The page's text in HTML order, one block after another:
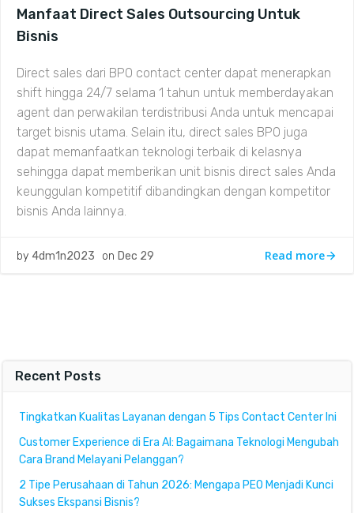
Manfaat Direct Sales Outsourcing Untuk
Bisnis
Direct sales dari BPO contact center dapat menerapkan
shift hingga 24/7 selama 1 tahun untuk memberdayakan
agent dan perwakilan terdistribusi Anda untuk mencapai
target bisnis utama. Selain itu, direct sales BPO juga
dapat memanfaatkan teknologi terbaik di kelasnya
sehingga dapat memberikan unit bisnis direct sales Anda
keunggulan kompetitif dibandingkan dengan kompetitor
bisnis Anda lainnya.
by 4dm1n2023 on Dec 29 Read more
Recent Posts
Tingkatkan Kualitas Layanan dengan 5 Tips Contact Center Ini
Customer Experience di Era AI: Bagaimana Teknologi Mengubah
Cara Brand Melayani Pelanggan?
2 Tipe Perusahaan di Tahun 2026: Mengapa PEO Menjadi Kunci
Sukses Ekspansi Bisnis?